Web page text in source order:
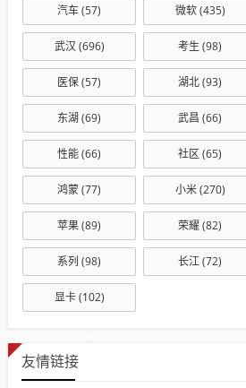
汽车(57) 微软(435)
武汉 (696) 考生 (98)
医保(57) 湖北(93)
东湖 (69) 武昌 (66)
性能(66) 社区 (65)
鸿蒙(77) 小米(270)
苹果(89) 荣耀(82)
系列 (98) 长江(72)
显卡(102)
友情链接